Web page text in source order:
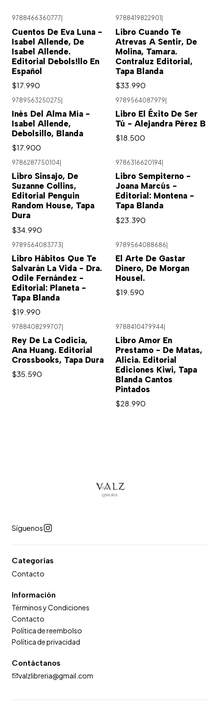
9788466360777
Cuentos De Eva Luna -
Isabel Allende, De
Isabel Allende.
Editorial Debols!llo En
Español
$17.990
9788419822901
Libro Cuando Te
Atrevas A Sentir, De
Molina, Tamara.
Contraluz Editorial,
Tapa Blanda
$33.990
9789563250275
Inés Del Alma Mía -
Isabel Allende,
Debolsillo, Blanda
$17.900
9789564087979
Libro El Éxito De Ser
Tú - Alejandra Pérez B
$18.500
9786287750104
Libro Sinsajo, De
Suzanne Collins,
Editorial Penguin
Random House, Tapa
Dura
$34.990
9786316620194
Libro Sempiterno -
Joana Marcús -
Editorial: Montena -
Tapa Blanda
$23.390
9789564083773|
Libro Hábitos Que Te
Salvarán La Vida - Dra.
Odile Fernández -
Editorial: Planeta -
Tapa Blanda
$19.990
9789564088686|
El Arte De Gastar
Dinero, De Morgan
Housel.
$19.590
9788408299707
Rey De La Codicia,
Ana Huang. Editorial
Crossbooks, Tapa Dura
$35.590
9788410479944
Libro Amor En
Prestamo - De Matas,
Alicia. Editorial
Ediciones Kiwi, Tapa
Blanda Cantos
Pintados
$28.990
Síguenos
Categorías
Contacto
Información
Términos y Condiciones
Contacto
Política de reembolso
Política de privacidad
Contáctanos
valzlibreria@gmail.com